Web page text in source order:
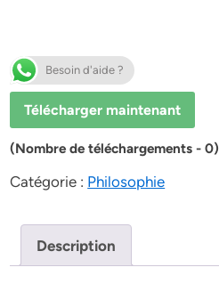
Besoin d'aide ?
Télécharger maintenant
(Nombre de téléchargements - 0)
Catégorie : Philosophie
Description